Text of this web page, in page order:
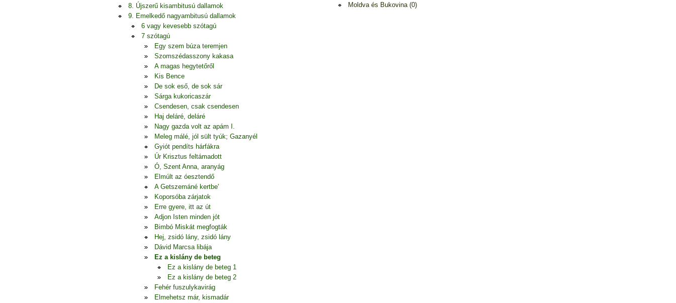
8. Újszerű kisambitusú dallamok
9. Emelkedő nagyambitusú dallamok
6 vagy kevesebb szótagú
7 szótagú
Egy szem búza teremjen
Szomszédasszony kakasa
A magas hegytetőről
Kis Bence
De sok eső, de sok sár
Sárga kukoricaszár
Csendesen, csak csendesen
Haj deláré, deláré
Nagy gazda volt az apám I.
Meleg málé, jól sült tyúk; Gazanyél
Gyiót pendíts hárfákra
Úr Krisztus feltámadott
Ó, Szent Anna, aranyág
Elmúlt az óesztendő
A Getszemáné kertbe'
Koporsóba zárjatok
Erre gyere, itt az út
Adjon Isten minden jót
Bimbó Miskát megfogták
Hej, zsidó lány, zsidó lány
Dávid Marcsa libája
Ez a kislány de beteg
Ez a kislány de beteg 1
Ez a kislány de beteg 2
Fehér fuszulykavirág
Elmehetsz már, kismadár
Moldva és Bukovina (0)